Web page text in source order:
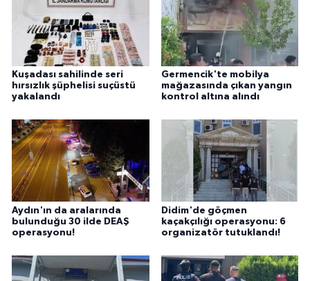
Kuşadası sahilinde seri
hırsızlık şüphelisi suçüstü
yakalandı
Germencik'te mobilya
mağazasında çıkan yangın
kontrol altına alındı
Aydın'ın da aralarında
bulunduğu 30 ilde DEAŞ
operasyonu!
Didim'de göçmen
kaçakçılığı operasyonu: 6
organizatör tutuklandı!